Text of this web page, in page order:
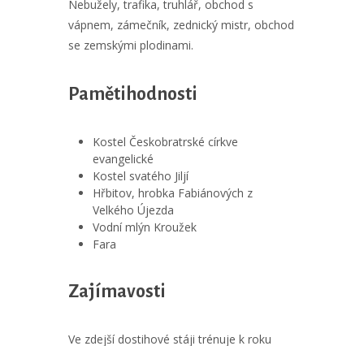
Nebužely, trafika, truhlář, obchod s
vápnem, zámečník, zednický mistr, obchod
se zemskými plodinami.
Pamětihodnosti
Kostel Českobratrské církve
evangelické
Kostel svatého Jiljí
Hřbitov, hrobka Fabiánových z
Velkého Újezda
Vodní mlýn Kroužek
Fara
Zajímavosti
Ve zdejší dostihové stáji trénuje k roku